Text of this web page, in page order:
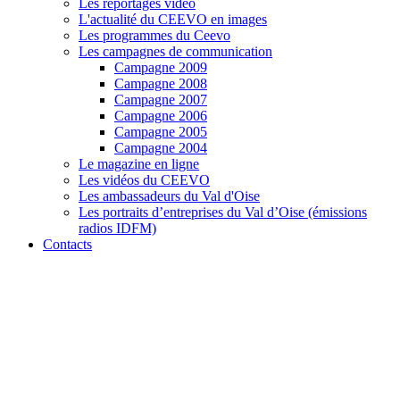
Les reportages vidéo
L'actualité du CEEVO en images
Les programmes du Ceevo
Les campagnes de communication
Campagne 2009
Campagne 2008
Campagne 2007
Campagne 2006
Campagne 2005
Campagne 2004
Le magazine en ligne
Les vidéos du CEEVO
Les ambassadeurs du Val d'Oise
Les portraits d’entreprises du Val d’Oise (émissions
radios IDFM)
Contacts